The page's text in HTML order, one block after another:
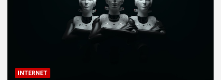
INTERNET